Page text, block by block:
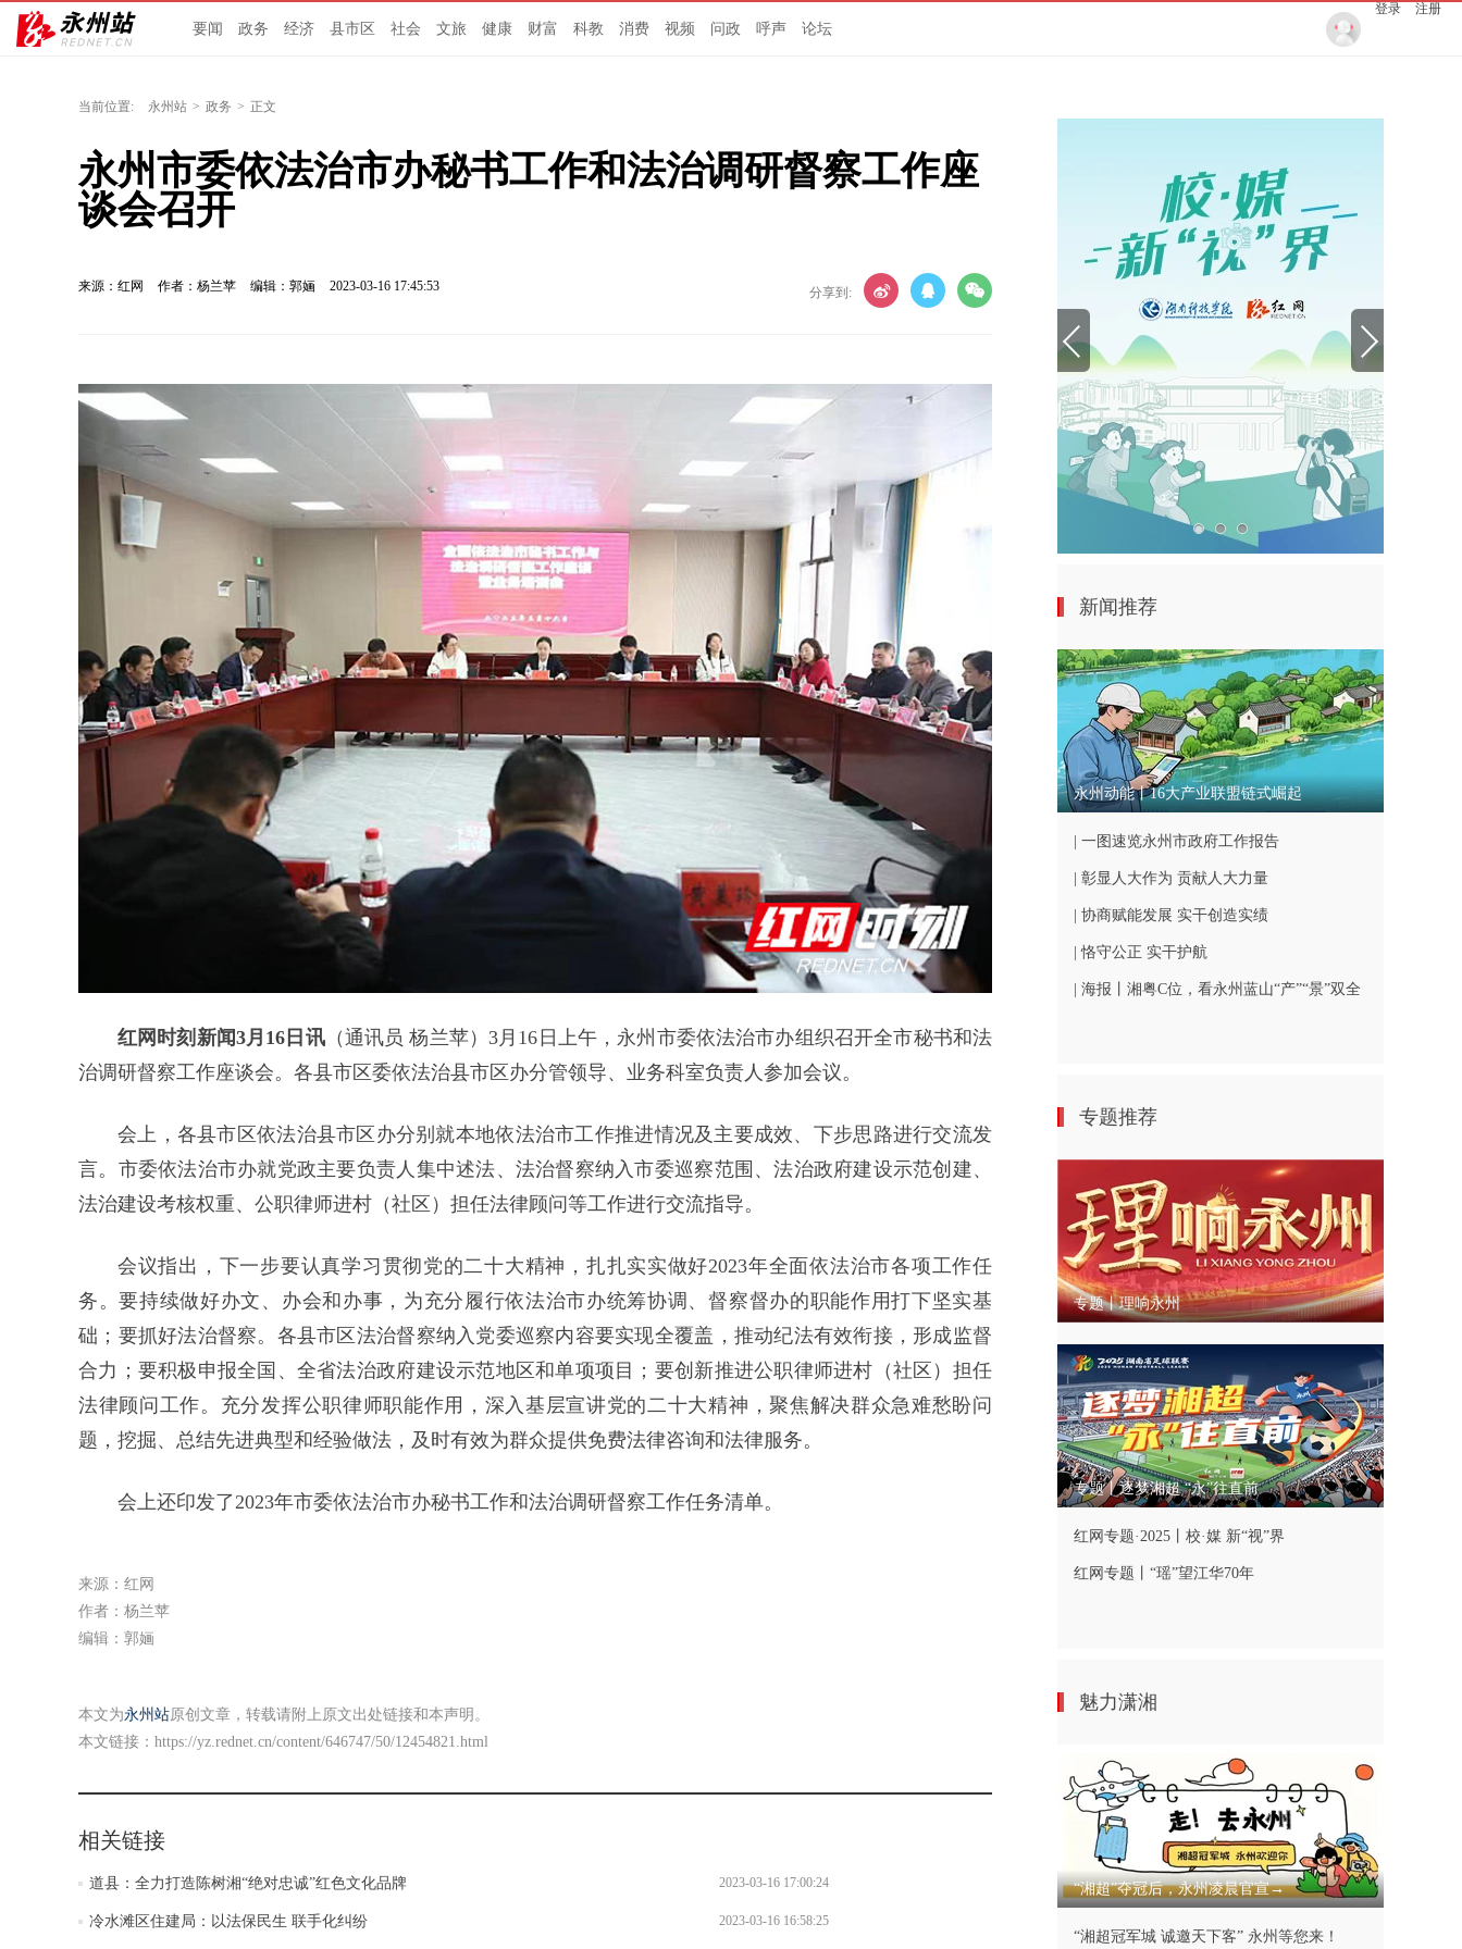
要闻 政务 经济 县市区 社会 文旅 健康 财富 科教 消费 视频 问政 呼声 论坛
登录 注册
当前位置: 永州站 > 政务 > 正文
永州市委依法治市办秘书工作和法治调研督察工作座
谈会召开
来源：红网 作者：杨兰苹 编辑：郭婳 2023-03-16 17:45:53 分享到:
红网时刻新闻3月16日讯（通讯员 杨兰苹）3月16日上午，永州市委依法治市办组织召开全市秘书和法
治调研督察工作座谈会。各县市区委依法治县市区办分管领导、业务科室负责人参加会议。
会上，各县市区依法治县市区办分别就本地依法治市工作推进情况及主要成效、下步思路进行交流发
言。市委依法治市办就党政主要负责人集中述法、法治督察纳入市委巡察范围、法治政府建设示范创建、
法治建设考核权重、公职律师进村（社区）担任法律顾问等工作进行交流指导。
会议指出，下一步要认真学习贯彻党的二十大精神，扎扎实实做好2023年全面依法治市各项工作任
务。要持续做好办文、办会和办事，为充分履行依法治市办统筹协调、督察督办的职能作用打下坚实基
础；要抓好法治督察。各县市区法治督察纳入党委巡察内容要实现全覆盖，推动纪法有效衔接，形成监督
合力；要积极申报全国、全省法治政府建设示范地区和单项项目；要创新推进公职律师进村（社区）担任
法律顾问工作。充分发挥公职律师职能作用，深入基层宣讲党的二十大精神，聚焦解决群众急难愁盼问
题，挖掘、总结先进典型和经验做法，及时有效为群众提供免费法律咨询和法律服务。
会上还印发了2023年市委依法治市办秘书工作和法治调研督察工作任务清单。
来源：红网
作者：杨兰苹
编辑：郭婳
本文为永州站原创文章，转载请附上原文出处链接和本声明。
本文链接： https://yz.rednet.cn/content/646747/50/12454821.html
相关链接
道县：全力打造陈树湘“绝对忠诚”红色文化品牌 2023-03-16 17:00:24
冷水滩区住建局：以法保民生 联手化纠纷 2023-03-16 16:58:25
新闻推荐
永州动能丨16大产业联盟链式崛起
| 一图速览永州市政府工作报告
| 彰显人大作为 贡献人大力量
| 协商赋能发展 实干创造实绩
| 恪守公正 实干护航
| 海报丨湘粤C位，看永州蓝山“产”“景”双全
专题推荐
专题丨理响永州
专题丨逐梦湘超 “永”往直前
红网专题·2025丨校·媒 新“视”界
红网专题丨“瑶”望江华70年
魅力潇湘
“湘超”夺冠后，永州凌晨官宣→
“湘超冠军城 诚邀天下客” 永州等您来！